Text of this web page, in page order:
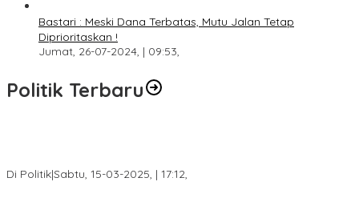
Bastari : Meski Dana Terbatas, Mutu Jalan Tetap
Diprioritaskan !
Jumat, 26-07-2024, | 09:53,
Politik Terbaru
Di Politik|Sabtu, 15-03-2025, | 17:12,